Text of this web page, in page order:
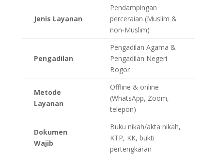
Jenis Layanan
Pendampingan
perceraian (Muslim &
non-Muslim)
Pengadilan
Pengadilan Agama &
Pengadilan Negeri
Bogor
Metode
Layanan
Offline & online
(WhatsApp, Zoom,
telepon)
Dokumen
Wajib
Buku nikah/akta nikah,
KTP, KK, bukti
pertengkaran